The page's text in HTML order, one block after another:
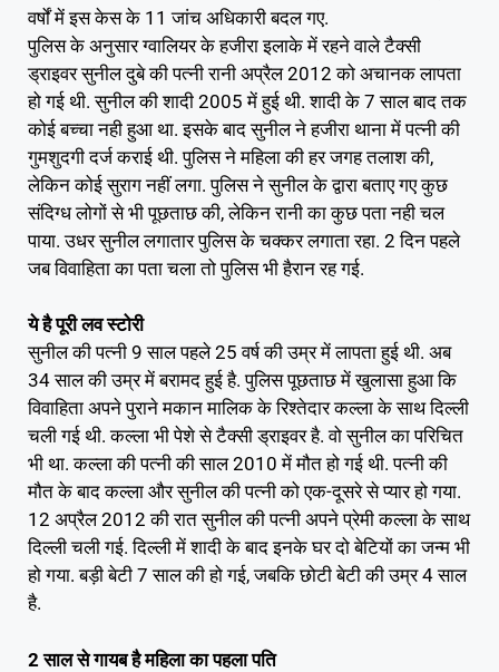
वर्षों में इस केस के 11 जांच अधिकारी बदल गए.
पुलिस के अनुसार ग्वालियर के हजीरा इलाके में रहने वाले टैक्सी
ड्राइवर सुनील दुबे की पत्नी रानी अप्रैल 2012 को अचानक लापता
हो गई थी. सुनील की शादी 2005 में हुई थी. शादी के 7 साल बाद तक
कोई बच्चा नही हुआ था. इसके बाद सुनील ने हजीरा थाना में पत्नी की
गुमशुदगी दर्ज कराई थी. पुलिस ने महिला की हर जगह तलाश की,
लेकिन कोई सुराग नहीं लगा. पुलिस ने सुनील के द्वारा बताए गए कुछ
संदिग्ध लोगों से भी पूछताछ की, लेकिन रानी का कुछ पता नही चल
पाया. उधर सुनील लगातार पुलिस के चक्कर लगाता रहा. 2 दिन पहले
जब विवाहिता का पता चला तो पुलिस भी हैरान रह गई.
ये है पूरी लव स्टोरी
सुनील की पत्नी 9 साल पहले 25 वर्ष की उम्र में लापता हुई थी. अब
34 साल की उम्र में बरामद हुई है. पुलिस पूछताछ में खुलासा हुआ कि
विवाहिता अपने पुराने मकान मालिक के रिश्तेदार कल्ला के साथ दिल्ली
चली गई थी. कल्ला भी पेशे से टैक्सी ड्राइवर है. वो सुनील का परिचित
भी था. कल्ला की पत्नी की साल 2010 में मौत हो गई थी. पत्नी की
मौत के बाद कल्ला और सुनील की पत्नी को एक-दूसरे से प्यार हो गया.
12 अप्रैल 2012 की रात सुनील की पत्नी अपने प्रेमी कल्ला के साथ
दिल्ली चली गई. दिल्ली में शादी के बाद इनके घर दो बेटियों का जन्म भी
हो गया. बड़ी बेटी 7 साल की हो गई, जबकि छोटी बेटी की उम्र 4 साल
है.
2 साल से गायब है महिला का पहला पति